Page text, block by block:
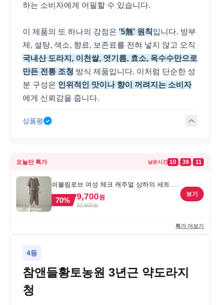
하는 소비자에게 어필할 수 있습니다.
이 제품의 또 하나의 강점은 '5無' 원칙 입니다. 방부
제, 설탕, 색소, 향료, 보존료를 전혀 넣지 않고 오직
국내산 도라지, 이천쌀, 엿기름, 효소, 옥수수만으로
만든 전통 조청 방식 제품입니다. 이처럼 단순한 성
분 구성은 인위적인 맛이나 향이 꺼려지는 소비자
에게 신뢰감을 줍니다.
상품평
오늘만 특가 남은시간 10 : 39 : 11
쉬블림로브 여성 체크 캐주얼 상하의 세트 안
드리 GW1780, FREE, 1세트
70% 9,700원
32,900원
보기
특가 더보기
4등
참앤들황토농원 3년근 약도라지
청